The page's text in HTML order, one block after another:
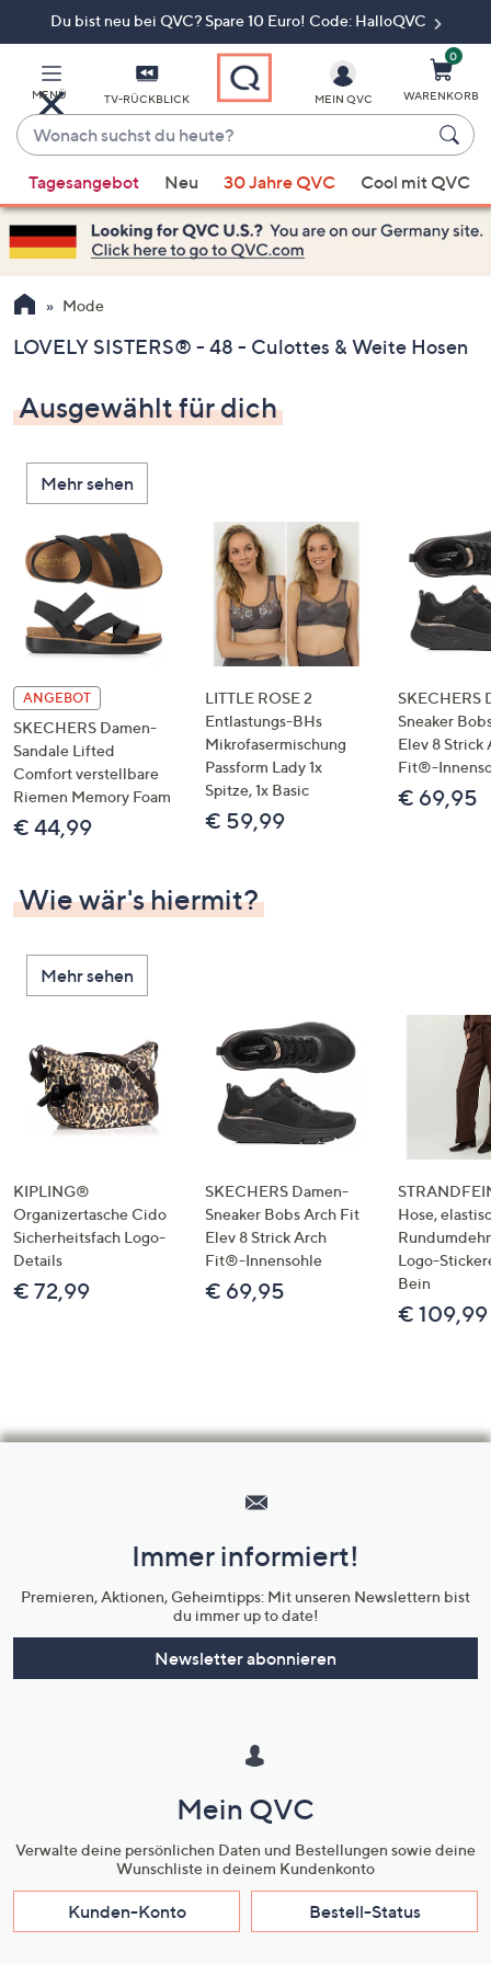
Du bist neu bei QVC? Spare 10 Euro! Code: HalloQVC
MENÜ TV-RÜCKBLICK
Wonach
suchst
du
heute?
Vorschläge
verfügbar
sind,
verwenden
Sie
Pfeiltasten
oben
und
nach
unten
oder
wischen
Sie
Touch-
Geräten
links
bzw.
rechts,
um
diese
anzuzeigen.
MEIN QVC
0
WARENKORB
Tagesangebot Neu 30 Jahre QVC Cool mit QVC
Mode
LOVELY SISTERS® - 48 - Culottes & Weite Hosen
Ausgewählt für dich
Mehr sehen
ANGEBOT
SKECHERS Damen-
Sandale Lifted
Comfort verstellbare
Riemen Memory Foam
€ 44,99
LITTLE ROSE 2
Entlastungs-BHs
Mikrofasermischung
Passform Lady 1x
Spitze, 1x Basic
€ 59,99
SKECHERS
Sneaker
Elev 8 Strick
Fit®-
€ 69,95
Wie wär's hiermit?
Mehr sehen
KIPLING®
Organizertasche Cido
Sicherheitsfach Logo-
Details
€ 72,99
SKECHERS Damen-
Sneaker Bobs Arch Fit
Elev 8 Strick Arch
Fit®-Innensohle
€ 69,95
Hose,
Logo-
Bein
€ 109,99
Unternehmensinformationen
Immer informiert!
Premieren, Aktionen, Geheimtipps: Mit unseren Newslettern bist
du immer up to date!
Newsletter abonnieren
Mein QVC
Verwalte deine persönlichen Daten und Bestellungen sowie deine
Wunschliste in deinem Kundenkonto
Kunden-Konto Bestell-Status